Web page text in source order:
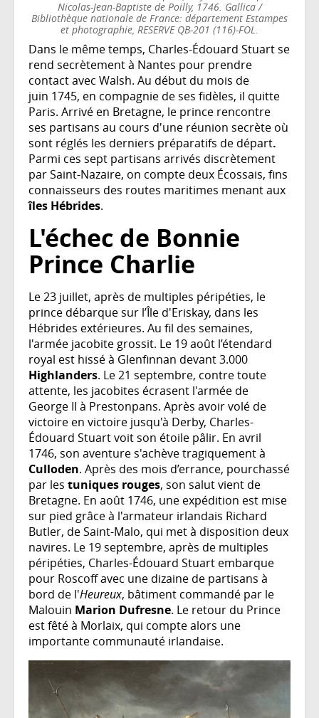
Nicolas-Jean-Baptiste de Poilly, 1746. Gallica /
Bibliothèque nationale de France: département Estampes
et photographie, RESERVE QB-201 (116)-FOL.
Dans le même temps, Charles-Édouard Stuart se
rend secrètement à Nantes pour prendre
contact avec Walsh. Au début du mois de
juin 1745, en compagnie de ses fidèles, il quitte
Paris. Arrivé en Bretagne, le prince rencontre
ses partisans au cours d'une réunion secrète où
sont réglés les derniers préparatifs de départ.
Parmi ces sept partisans arrivés discrètement
par Saint-Nazaire, on compte deux Écossais, fins
connaisseurs des routes maritimes menant aux
îles Hébrides.
L'échec de Bonnie
Prince Charlie
Le 23 juillet, après de multiples péripéties, le
prince débarque sur l’Île d'Eriskay, dans les
Hébrides extérieures. Au fil des semaines,
l'armée jacobite grossit. Le 19 août l’étendard
royal est hissé à Glenfinnan devant 3.000
Highlanders. Le 21 septembre, contre toute
attente, les jacobites écrasent l'armée de
George II à Prestonpans. Après avoir volé de
victoire en victoire jusqu'à Derby, Charles-
Édouard Stuart voit son étoile pâlir. En avril
1746, son aventure s'achève tragiquement à
Culloden. Après des mois d’errance, pourchassé
par les tuniques rouges, son salut vient de
Bretagne. En août 1746, une expédition est mise
sur pied grâce à l'armateur irlandais Richard
Butler, de Saint-Malo, qui met à disposition deux
navires. Le 19 septembre, après de multiples
péripéties, Charles-Édouard Stuart embarque
pour Roscoff avec une dizaine de partisans à
bord de l'Heureux, bâtiment commandé par le
Malouin Marion Dufresne. Le retour du Prince
est fêté à Morlaix, qui compte alors une
importante communauté irlandaise.